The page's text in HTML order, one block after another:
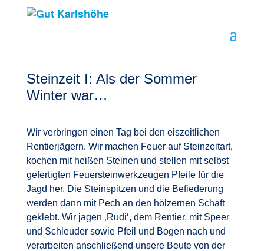
Steinzeit I: Als der Sommer
Winter war…
Wir verbringen einen Tag bei den eiszeitlichen
Rentierjägern. Wir machen Feuer auf Steinzeitart,
kochen mit heißen Steinen und stellen mit selbst
gefertigten Feuersteinwerkzeugen Pfeile für die
Jagd her. Die Steinspitzen und die Befiederung
werden dann mit Pech an den hölzernen Schaft
geklebt. Wir jagen ‚Rudi‘, dem Rentier, mit Speer
und Schleuder sowie Pfeil und Bogen nach und
verarbeiten anschließend unsere Beute von der